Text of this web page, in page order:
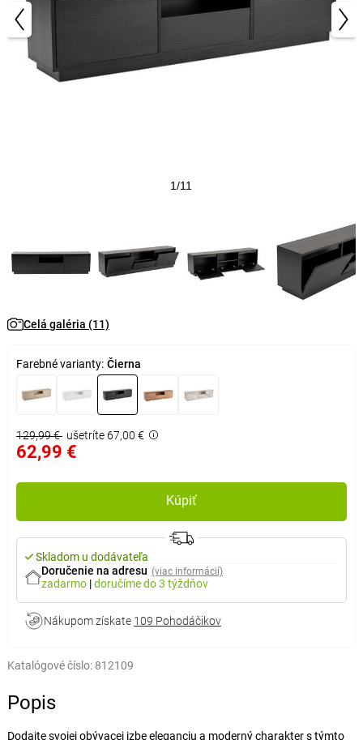
1/11
Celá galéria (11)
Farebné varianty: Čierna
129,99 € ušetríte 67,00 €
62,99 €
Kúpiť
Skladom u dodávateľa
Doručenie na adresu (viac informácií)
zadarmo |doručímedo 3 týždňov
Nákupom získate 109 Pohodáčikov
Katalógové číslo: 812109
Popis
Dodajte svojej obývacej izbe eleganciu a moderný charakter s týmto